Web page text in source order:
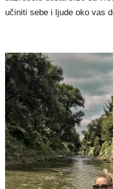
učiniti sebe i ljude oko vas